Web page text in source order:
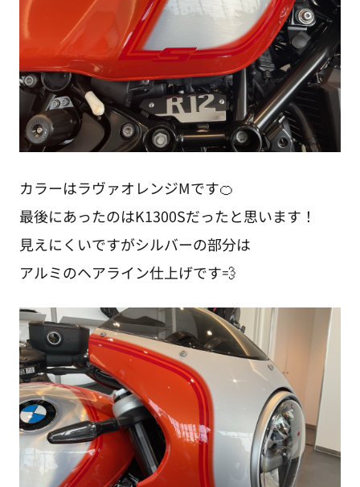
カラーはラヴァオレンジMです🍊
最後にあったのはK1300Sだったと思います！
見えにくいですがシルバーの部分は
アルミのヘアライン仕上げです💨